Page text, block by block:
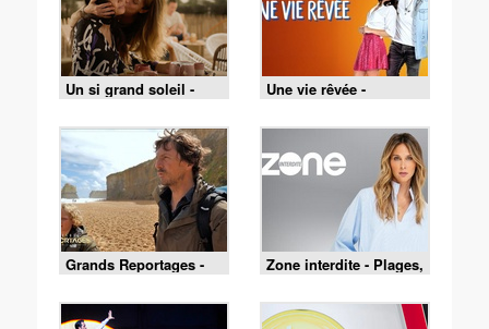
Un si grand soleil -
07/08/2026
Une vie rêvée -
Épisode 27
Grands Reportages -
Voyages en famille :
des souvenirs pour la
vie ! - Partie 2
Zone interdite - Plages,
fêtes et traditions : un
été au cœur du Pays
basque